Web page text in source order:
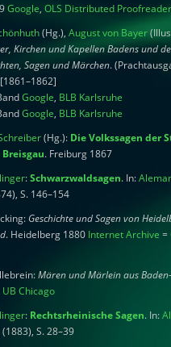
Google,OLS Distributed
(Hg.),August von Bayer
Kirchen und Kapellen Badens und
Sagen und Märchen.
Google, BLB Karlsruhe
Google, BLB Karlsruhe
(Hg.): Die Volkssagen der
. Freiburg 1867
:Schwarzwaldsagen. In:
S. 146–154
Geschichte und Sagen von
. Heidelberg 1880 Internet Archive =
Mären und Märlein aus
UB Chicago
: Rechtsrheinische Sagen. In:
S. 28–39